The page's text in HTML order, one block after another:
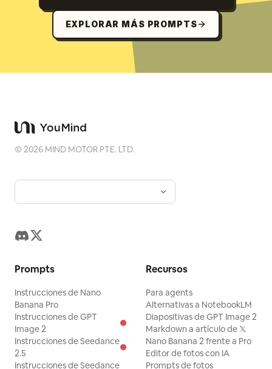
EXPLORAR MÁS PROMPTS
©2026 MIND MOTOR PTE. LTD.
Prompts
Instrucciones de Nano
Banana Pro
Instrucciones de GPT
Image 2
Instrucciones de Seedance
2.5
Instrucciones de Seedance
Recursos
Para agents
Alternativas a NotebookLM
Diapositivas de GPT Image 2
Markdown a artículo de 𝕏
Nano Banana 2 frente a Pro
Editor de fotos con IA
Prompts de fotos